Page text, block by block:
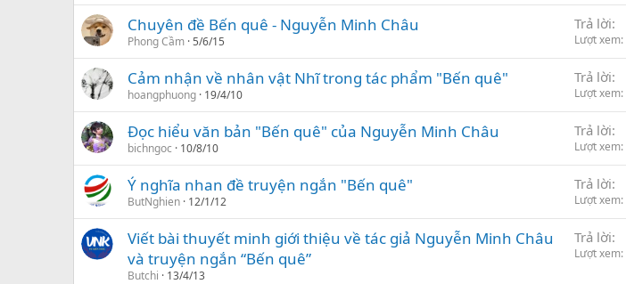
Chuyên đề Bến quê - Nguyễn Minh Châu
Phong Cầm 5/6/15
Trả lời
Lượt xem
Cảm nhận về nhân vật Nhĩ trong tác phẩm "Bến quê"
hoangphuong 19/4/10
Trả lời
Lượt xem
Đọc hiểu văn bản "Bến quê" của Nguyễn Minh Châu
bichngoc 10/8/10
Trả lời
Lượt xem
Ý nghĩa nhan đề truyện ngắn "Bến quê"
ButNghien 12/1/12
Trả lời
Lượt xem
Viết bài thuyết minh giới thiệu về tác giả Nguyễn Minh Châu
và truyện ngắn “Bến quê”
Butchi 13/4/13
Trả lời
Lượt xem